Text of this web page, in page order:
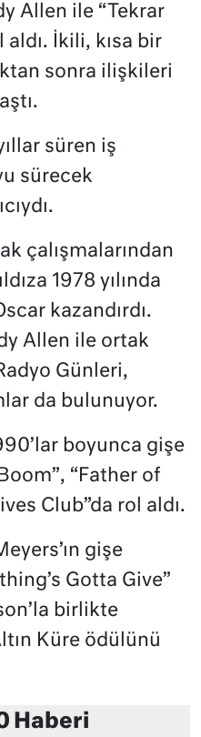
Allen ile “Tekrar
İkili, kısa bir
sonra ilişkileri
süren iş
sürecek
çalışmalarından
1978 yılında
kazandırdı.
Allen ile ortak
Günleri,
da bulunuyor.
boyunca gişe
“Father of
Club”da rol aldı.
gişe
Gotta Give”
birlikte
Küre ödülünü
Haberi